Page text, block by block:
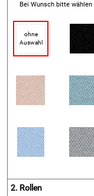
Bei Wunsch bitte wählen
ohne
Auswahl
2. Rollen